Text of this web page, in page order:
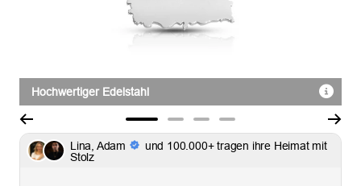
Hochwertiger Edelstahl
Slide
SlideSlideSlide
Lina, Adam
und 100.000+ tragen ihre Heimat mit
Stolz